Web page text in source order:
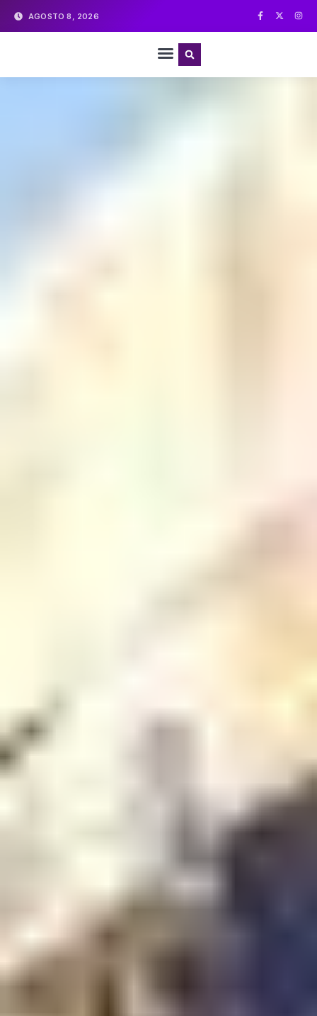
AGOSTO 8, 2026